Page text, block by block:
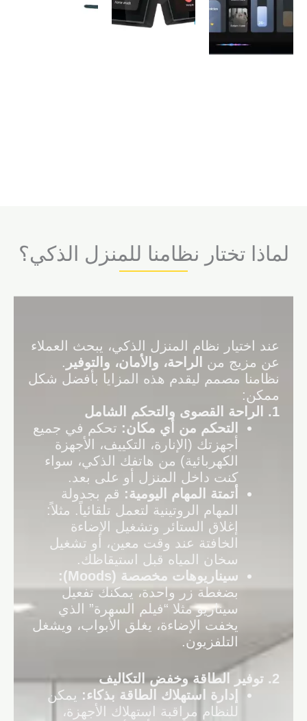
لماذا تختار نظامنا للمنزل الذكي؟
عند اختيار نظام المنزل الذكي، يبحث العملاء
عن مزيج من
الراحة، والأمان، والتوفير .
نظامنا مصمم ليقدم هذه المزايا بأفضل شكل
ممكن:
1
.
الراحة القصوى والتحكم الشامل
التحكم من أي مكان: تحكم في جميع
أجهزتك (الإنارة، التكييف، الأجهزة
الكهربائية) من هاتفك الذكي، سواء
كنت داخل المنزل أو على بعد.
أتمتة المهام اليومية: قم بجدولة
المهام الروتينية لتعمل تلقائياً. مثلاً:
إغلاق الستائر وتشغيل الإضاءة
الخافتة عند وقت معين، أو تشغيل
سخان المياه قبل استيقاظك.
سيناريوهات مخصصة (Moods):
بضغطة زر واحدة، يمكنك تفعيل
سيناريو مثلا “فيلم السهرة” الذي
يخفت الإضاءة، يغلق الأبواب، ويشغل
التلفزيون.
2. توفير الطاقة وخفض التكاليف
إدارة استهلاك الطاقة بذكاء: يمكن
للنظام مراقبة استهلاك الأجهزة،